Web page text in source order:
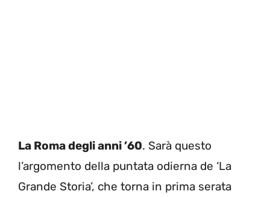
La Roma degli anni ’60. Sarà questo
l’argomento della puntata odierna de ‘La
Grande Storia’, che torna in prima serata